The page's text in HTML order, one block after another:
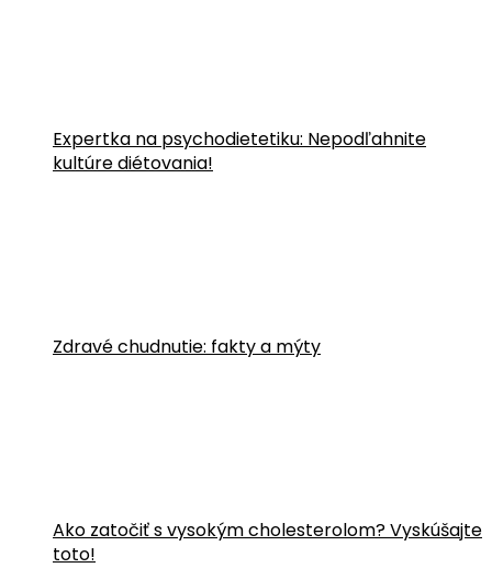
Expertka na psychodietetiku: Nepodľahnite
kultúre diétovania!
Zdravé chudnutie: fakty a mýty
Ako zatočiť s vysokým cholesterolom? Vyskúšajte
toto!